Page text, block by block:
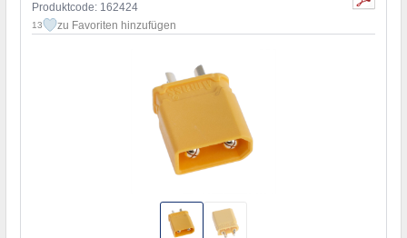
Produktcode: 162424
13 zu Favoriten hinzufügen